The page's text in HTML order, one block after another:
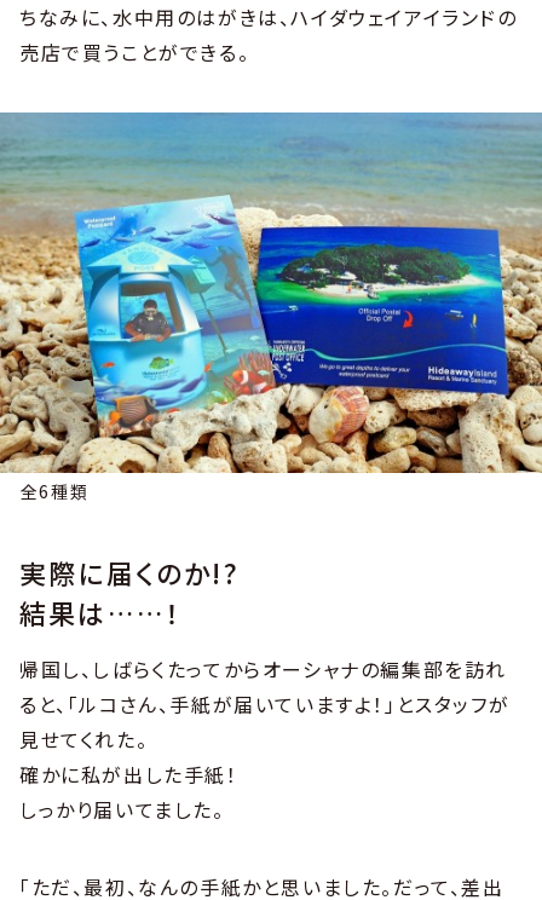
ちなみに、水中用のはがきは、ハイダウェイアイランドの
売店で買うことができる。
全6種類
実際に届くのか!?
結果は……！
帰国し、しばらくたってからオーシャナの編集部を訪れ
ると、「ルコさん、手紙が届いていますよ！」とスタッフが
見せてくれた。
確かに私が出した手紙！
しっかり届いてました。
「ただ、最初、なんの手紙かと思いました。だって、差出